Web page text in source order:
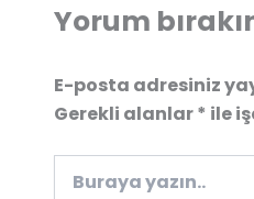
Yorum
E-posta adresiniz
Gerekli alanlar* ile
yazın..